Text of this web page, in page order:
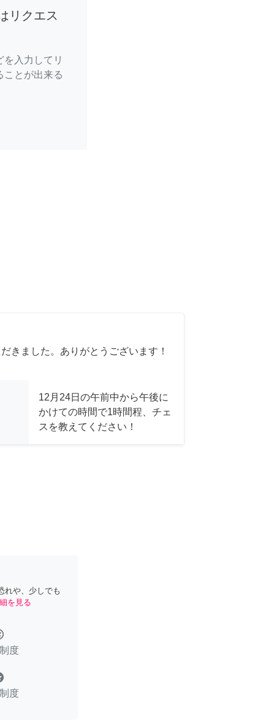
リクエス
入力してリ
ことが出来る
きました。ありがとうございます！
12月24日の午前中から午後に
かけての時間で1時間程、チェ
スを教えてください！
れや、少しでも
を見る
度
度